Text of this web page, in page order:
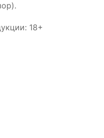
18+